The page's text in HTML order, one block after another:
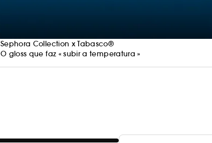
Sephora Collection x Tabasco®
O gloss que faz « subir a temperatura »